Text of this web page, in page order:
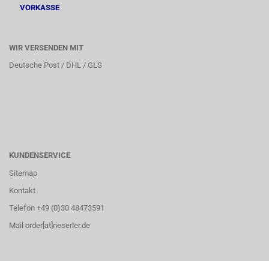
VORKASSE
WIR VERSENDEN MIT
Deutsche Post / DHL / GLS
KUNDENSERVICE
Sitemap
Kontakt
Telefon +49 (0)30 48473591
Mail order[at]rieserler.de